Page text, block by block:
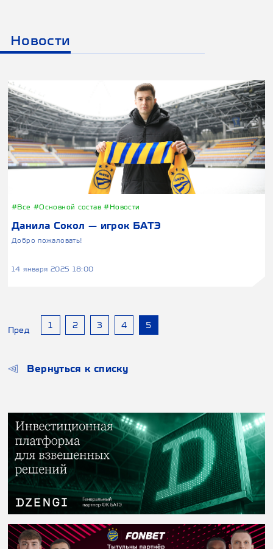
Новости
#Все #Основной состав#Новости
Данила Сокол — игрок БАТЭ
Добро пожаловать!
14 января 2025 18:00
Пред
1 2 3 4 5
Вернуться к списку